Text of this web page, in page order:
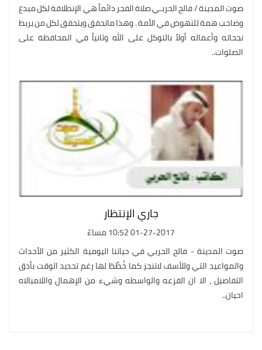
صوت المدينة / فالح الحربـي صلاة الفجر دائماً هي الإنطلاقة لكل مبدع
وصاحب همة للنهوض في الأمة . وهذا ماتحقق ويتحقق لكل من يربط
نجحاته وأعماله أولاً بالتوكل على الله وثانياً في المحافظة على
الصلوات..
جاري الإنتظار
01-27-2017 10:52 مساءً
صوت المدينة - فالح الحربي في حياتنا اليومية الكثير من الأحداث
والمواعيد التي وللأسف لاتنجز كما خُطِّطَ لها رغم تحديد الوقت بأدق
التفاصيل ، الا ان الفزعه والواسطه وشيء من الإهمال واللامبالاه
احيان..